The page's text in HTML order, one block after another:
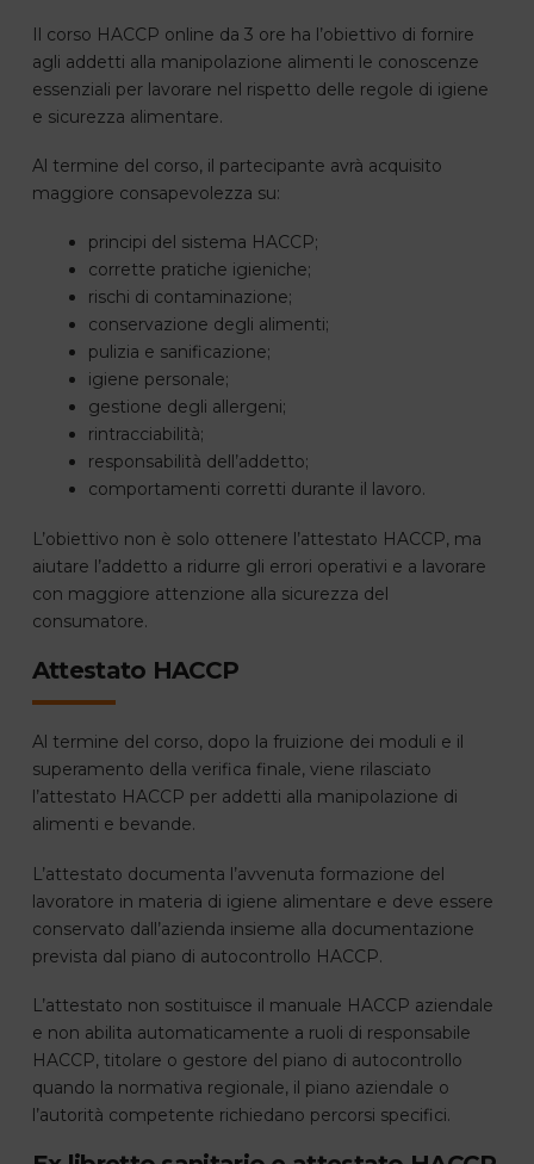
Il corso HACCP online da 3 ore ha l’obiettivo di fornire
agli addetti alla manipolazione alimenti le conoscenze
essenziali per lavorare nel rispetto delle regole di igiene
e sicurezza alimentare.
Al termine del corso, il partecipante avrà acquisito
maggiore consapevolezza su:
principi del sistema HACCP;
corrette pratiche igieniche;
rischi di contaminazione;
conservazione degli alimenti;
pulizia e sanificazione;
igiene personale;
gestione degli allergeni;
rintracciabilità;
responsabilità dell’addetto;
comportamenti corretti durante il lavoro.
L’obiettivo non è solo ottenere l’attestato HACCP, ma
aiutare l’addetto a ridurre gli errori operativi e a lavorare
con maggiore attenzione alla sicurezza del
consumatore.
Attestato HACCP
Al termine del corso, dopo la fruizione dei moduli e il
superamento della verifica finale, viene rilasciato
l’attestato HACCP per addetti alla manipolazione di
alimenti e bevande.
L’attestato documenta l’avvenuta formazione del
lavoratore in materia di igiene alimentare e deve essere
conservato dall’azienda insieme alla documentazione
prevista dal piano di autocontrollo HACCP.
L’attestato non sostituisce il manuale HACCP aziendale
e non abilita automaticamente a ruoli di responsabile
HACCP, titolare o gestore del piano di autocontrollo
quando la normativa regionale, il piano aziendale o
l’autorità competente richiedano percorsi specifici.